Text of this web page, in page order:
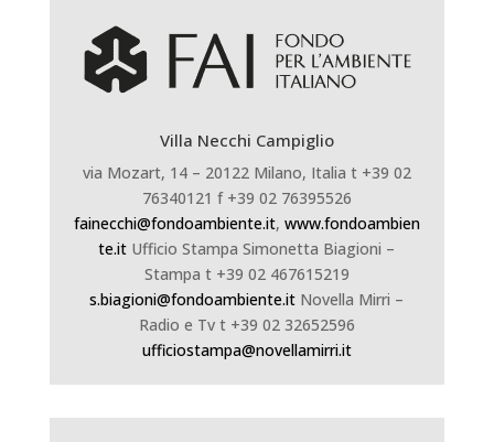
Villa Necchi Campiglio
via Mozart, 14 – 20122 Milano, Italia t +39 02
76340121 f +39 02 76395526
fainecchi@fondoambiente.it, www.fondoambien
te.it Ufficio Stampa Simonetta Biagioni –
Stampa t +39 02 467615219
s.biagioni@fondoambiente.it Novella Mirri –
Radio e Tvt +39 02 32652596
ufficiostampa@novellamirri.it